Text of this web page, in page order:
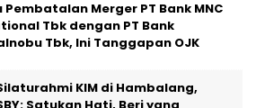
Pembatalan Merger PT Bank MNC
Tbk dengan PT Bank
Tbk, Ini Tanggapan OJK
KIM di Hambalang,